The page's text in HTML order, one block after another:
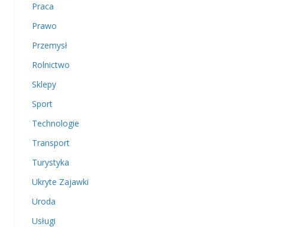
Praca
Prawo
Przemysł
Rolnictwo
Sklepy
Sport
Technologie
Transport
Turystyka
Ukryte Zajawki
Uroda
Usługi